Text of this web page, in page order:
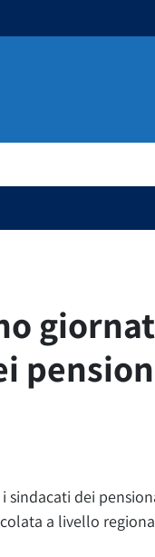
sindacati dei
a livello